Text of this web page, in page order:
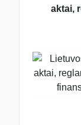
aktai,